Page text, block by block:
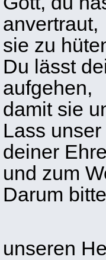
anvertraut,
sie zu
Du lässt
aufgehen,
damit sie
Lass
deiner
und zum
Darum
unseren